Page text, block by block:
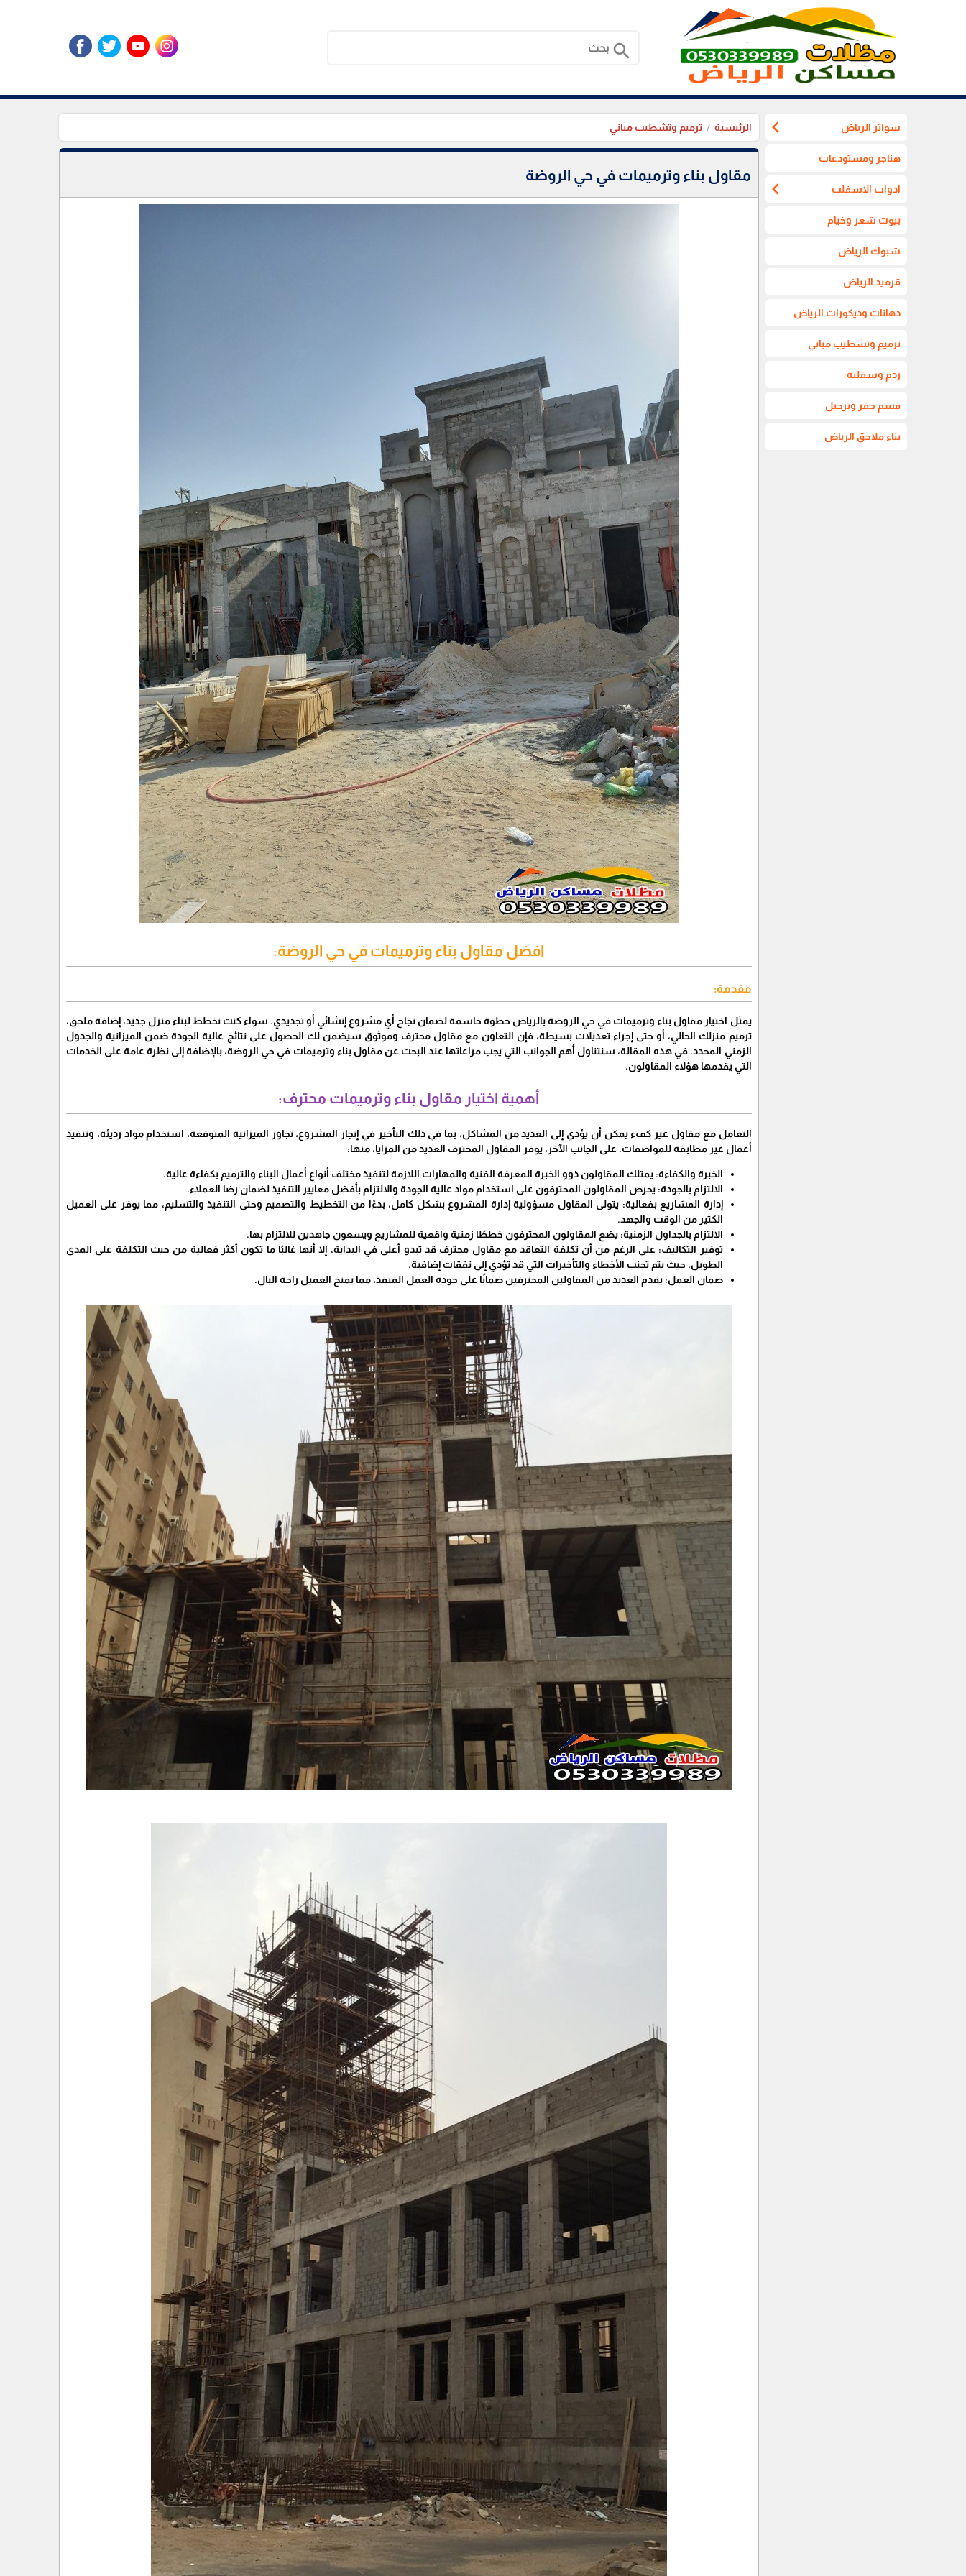
search
سواتر الرياض chevron_left
هناجر ومستودعات
ادوات الاسفلت chevron_left
بيوت شعر وخيام
شبوك الرياض
قرميد الرياض
دهانات وديكورات الرياض
ترميم وتشطيب مباني
ردم وسفلتة
قسم حفر وترحيل
بناء ملاحق الرياض
الرئيسية ترميم وتشطيب مباني
مقاول بناء وترميمات في حي الروضة
افضل مقاول بناء وترميمات في حي الروضة:
مقدمة:
يمثل اختيار مقاول بناء وترميمات في حي الروضة بالرياض خطوة حاسمة لضمان نجاح أي مشروع إنشائي أو تجديدي. سواء كنت تخطط لبناء منزل جديد، إضافة ملحق،
ترميم منزلك الحالي، أو حتى إجراء تعديلات بسيطة، فإن التعاون مع مقاول محترف وموثوق سيضمن لك الحصول على نتائج عالية الجودة ضمن الميزانية والجدول
الزمني المحدد. في هذه المقالة، سنتناول أهم الجوانب التي يجب مراعاتها عند البحث عن مقاول بناء وترميمات في حي الروضة، بالإضافة إلى نظرة عامة على الخدمات
التي يقدمها هؤلاء المقاولون.
أهمية اختيار مقاول بناء وترميمات محترف:
التعامل مع مقاول غير كفء يمكن أن يؤدي إلى العديد من المشاكل، بما في ذلك التأخير في إنجاز المشروع، تجاوز الميزانية المتوقعة، استخدام مواد رديئة، وتنفيذ
أعمال غير مطابقة للمواصفات. على الجانب الآخر، يوفر المقاول المحترف العديد من المزايا، منها:
الخبرة والكفاءة: يمتلك المقاولون ذوو الخبرة المعرفة الفنية والمهارات اللازمة لتنفيذ مختلف أنواع أعمال البناء والترميم بكفاءة عالية.
الالتزام بالجودة: يحرص المقاولون المحترفون على استخدام مواد عالية الجودة والالتزام بأفضل معايير التنفيذ لضمان رضا العملاء.
إدارة المشاريع بفعالية: يتولى المقاول مسؤولية إدارة المشروع بشكل كامل، بدءًا من التخطيط والتصميم وحتى التنفيذ والتسليم، مما يوفر على العميل
الكثير من الوقت والجهد.
الالتزام بالجداول الزمنية: يضع المقاولون المحترفون خططًا زمنية واقعية للمشاريع ويسعون جاهدين للالتزام بها.
توفير التكاليف: على الرغم من أن تكلفة التعاقد مع مقاول محترف قد تبدو أعلى في البداية، إلا أنها غالبًا ما تكون أكثر فعالية من حيث التكلفة على المدى
الطويل، حيث يتم تجنب الأخطاء والتأخيرات التي قد تؤدي إلى نفقات إضافية.
ضمان العمل: يقدم العديد من المقاولين المحترفين ضمانًا على جودة العمل المنفذ، مما يمنح العميل راحة البال.